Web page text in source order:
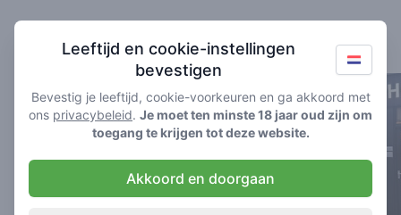
Coffeeshops in de buurt
Leeftijd en cookie-instellingen
bevestigen
Bevestig je leeftijd, cookie-voorkeuren en ga akkoord met
ons privacybeleid. Je moet ten minste 18 jaar oud zijn om
toegang te krijgen tot deze website.
Akkoord en doorgaan